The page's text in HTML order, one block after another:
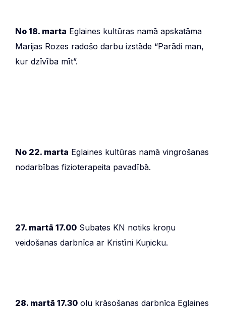
No 18. marta Eglaines kultūras namā apskatāma
Marijas Rozes radošo darbu izstāde “Parādi man,
kur dzīvība mīt”.
No 22. marta Eglaines kultūras namā vingrošanas
nodarbības fizioterapeita pavadībā.
27. martā 17.00 Subates KN notiks kroņu
veidošanas darbnīca ar Kristīni Kuņicku.
28. martā 17.30 olu krāsošanas darbnīca Eglaines